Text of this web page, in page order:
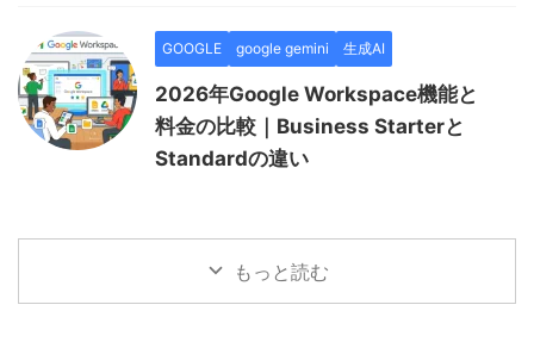
GOOGLE google gemini 生成AI
2026年Google Workspace機能と
料金の比較｜Business Starterと
Standardの違い
もっと読む